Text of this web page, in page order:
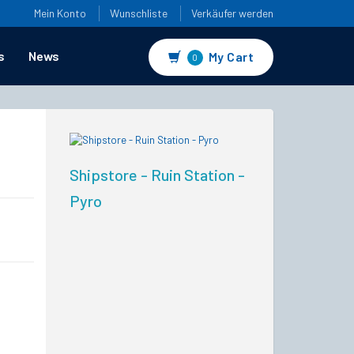
Mein Konto Wunschliste Verkäufer werden
News 0 My Cart
Shipstore - Ruin Station -
Pyro